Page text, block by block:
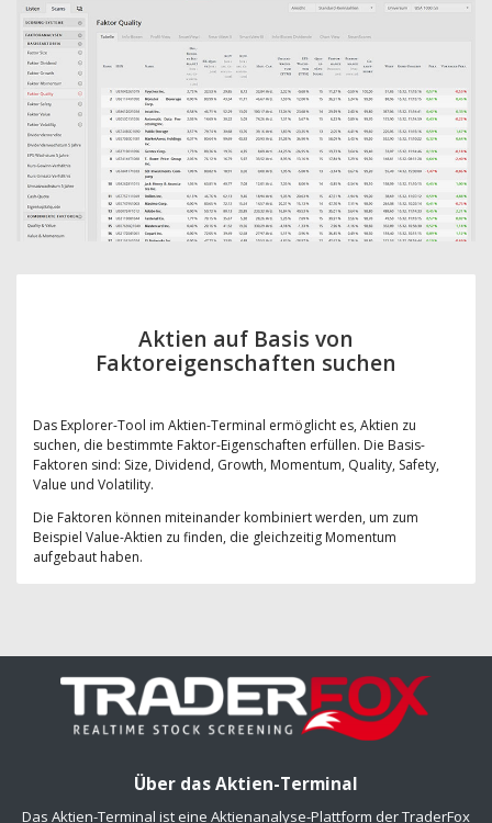
Aktien auf Basis von
Faktoreigenschaften suchen
Das Explorer-Tool im Aktien-Terminal ermöglicht es, Aktien zu
suchen, die bestimmte Faktor-Eigenschaften erfüllen. Die Basis-
Faktoren sind: Size, Dividend, Growth, Momentum, Quality, Safety,
Value und Volatility.
Die Faktoren können miteinander kombiniert werden, um zum
Beispiel Value-Aktien zu finden, die gleichzeitig Momentum
aufgebaut haben.
Über das Aktien-Terminal
Das Aktien-Terminal ist eine Aktienanalyse-Plattform der TraderFox